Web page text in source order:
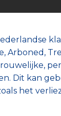
Arboned,
Dit kan
het